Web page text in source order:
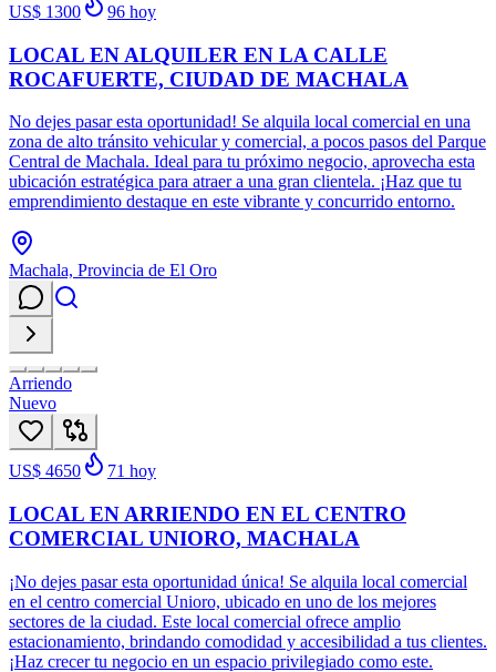
US$ 1300 96 hoy
LOCAL EN ALQUILER EN LA CALLE
ROCAFUERTE, CIUDAD DE MACHALA
No dejes pasar esta oportunidad! Se alquila local comercial en una
zona de alto tránsito vehicular y comercial, a pocos pasos del Parque
Central de Machala. Ideal para tu próximo negocio, aprovecha esta
ubicación estratégica para atraer a una gran clientela. ¡Haz que tu
emprendimiento destaque en este vibrante y concurrido entorno.
Machala, Provincia de El Oro
Arriendo
Nuevo
US$ 4650 71 hoy
LOCAL EN ARRIENDO EN EL CENTRO
COMERCIAL UNIORO, MACHALA
¡No dejes pasar esta oportunidad única! Se alquila local comercial
en el centro comercial Unioro, ubicado en uno de los mejores
sectores de la ciudad. Este local comercial ofrece amplio
estacionamiento, brindando comodidad y accesibilidad a tus clientes.
¡Haz crecer tu negocio en un espacio privilegiado como este.